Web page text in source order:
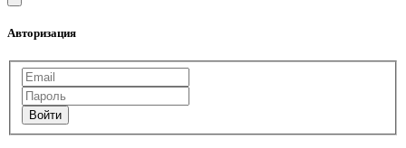
Авторизация